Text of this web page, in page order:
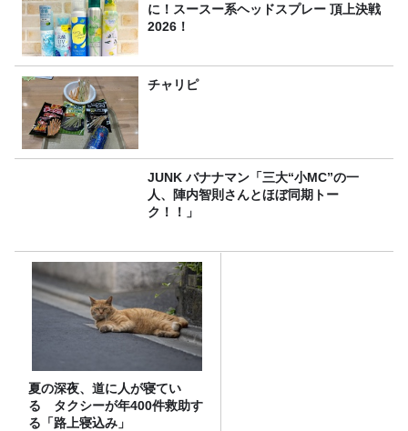
に！スースー系ヘッドスプレー 頂上決戦
2026！
チャリピ
JUNK バナナマン「三大“小MC”の一
人、陣内智則さんとほぼ同期トー
ク！！」
夏の深夜、道に人が寝てい
る タクシーが年400件救助す
る「路上寝込み」